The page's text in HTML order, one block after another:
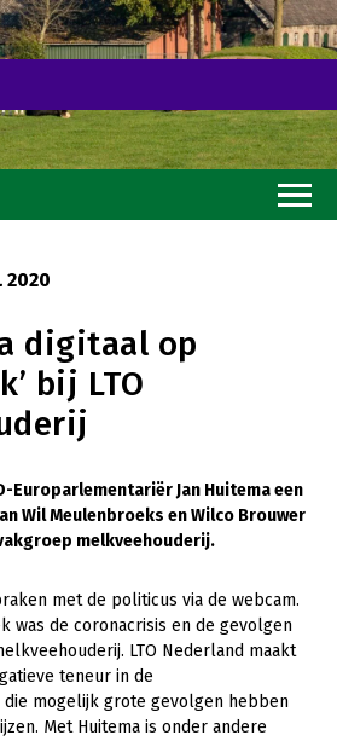
energie
2020
digitaal op
bij LTO
Europarlementariër Jan Huitema een
Wil Meulenbroeks en Wilco Brouwer
melkveehouderij.
met de politicus via de webcam.
was de coronacrisis en de gevolgen
LTO Nederland maakt
teneur in de
mogelijk grote gevolgen hebben
Met Huitema is onder andere